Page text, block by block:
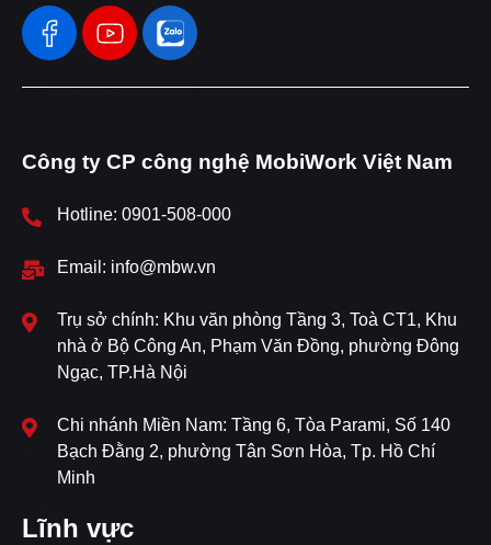
Công ty CP công nghệ MobiWork Việt Nam
Hotline: 0901-508-000
Email: info@mbw.vn
Trụ sở chính: Khu văn phòng Tầng 3, Toà CT1, Khu
nhà ở Bộ Công An, Phạm Văn Đồng, phường Đông
Ngạc, TP.Hà Nội
Chi nhánh Miền Nam: Tầng 6, Tòa Parami, Số 140
Bạch Đằng 2, phường Tân Sơn Hòa, Tp. Hồ Chí
Minh
Lĩnh vực